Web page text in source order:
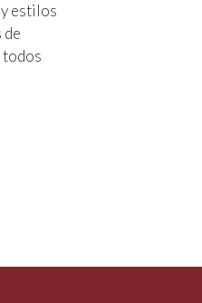
estilos
de
todos